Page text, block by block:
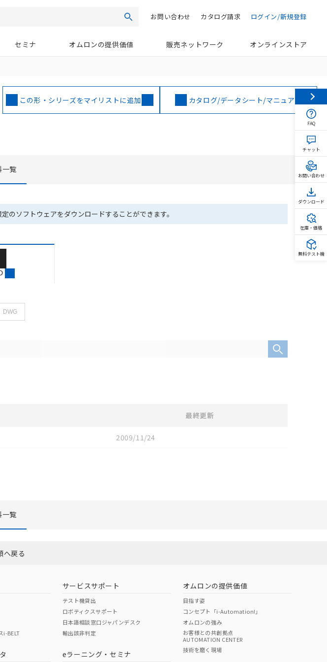
検索 ログイン/新規登録
カタログ請求
お問い合わせ
セミナ オムロンの提供価値 販売ネットワーク オンラインストア
この形・シリーズをマイリストに追加 カタログ/データシート/マニュアル
一覧
のソフトウェアをダウンロードすることができます。
DWG
最終更新
2009/11/24
括ダウンロード
一覧
へ戻る
i-BELT
サービスサポート
テスト機貸出
ロボティクスサポート
日本語相談窓口ジャパンデスク
輸出該非判定
eラーニング・セミナ
オムロンの提供価値
目指す姿
コンセプト「i-Automation!」
オムロンの強み
お客様との共創拠点
AUTOMATION CENTER
技術を磨く現場
FAQ
チャット
お問い合わせ
ダウンロード
在庫・価格
無料テスト機